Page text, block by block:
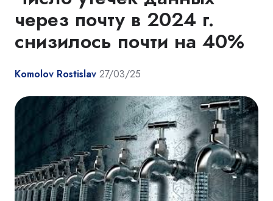
через почту в 2024 г.
снизилось почти на 40%
Komolov Rostislav 27/03/25